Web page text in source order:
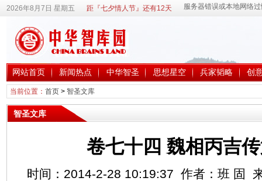
2026年8月7日 星期五 距『七夕情人节』还有12天
网站首页 新闻热点 中华智圣 思想星空 兵家韬略 创
当前位置： 首页> 智圣文库
智圣文库
卷七十四 魏相丙吉
时间：2014-2-28 10:19:37 作者：班 固